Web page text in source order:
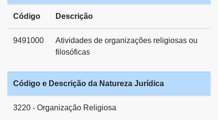
Código Descrição
9491000
Atividades de organizações religiosas ou
filosóficas
Código e Descrição da Natureza Jurídica
3220 - Organização Religiosa